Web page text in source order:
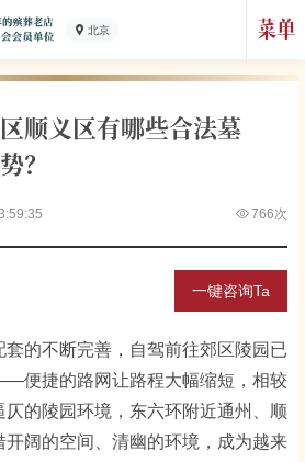
北京
顺义区有哪些合法墓
？
766次
一键咨询Ta
套的不断完善，自驾前往郊区陵园已
便捷的路网让路程大幅缩短，相较
的陵园环境，东六环附近通州、顺
开阔的空间、清幽的环境，成为越来